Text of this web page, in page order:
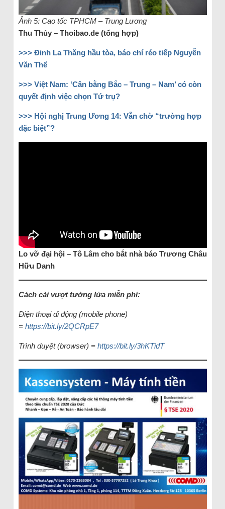
Ảnh 5: Cao tốc TPHCM – Trung Lương
Thu Thủy – Thoibao.de (tổng hợp)
>>> Đinh La Thăng hầu tòa, báo chí réo tiếp Nguyễn
Văn Thể
>>> Việt Nam: ‘Cân bằng Bắc – Trung – Nam’ có còn
quyết định việc chọn Tứ trụ?
>>> Hội nghị Trung Ương 14: Vẫn chờ “trường hợp
đặc biệt”?
Lo vỡ đại hội – Tô Lâm cho bắt nhà báo Trương Châu
Hữu Danh
Cách cài vượt tường lửa miễn phí:
Điện thoại di động (mobile phone)
= https://bit.ly/2QCRpE7
Trình duyệt (browser) = https://bit.ly/3hKTidT